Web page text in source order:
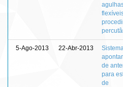
5-Ago-2013 22-Abr-2013
de
para
de